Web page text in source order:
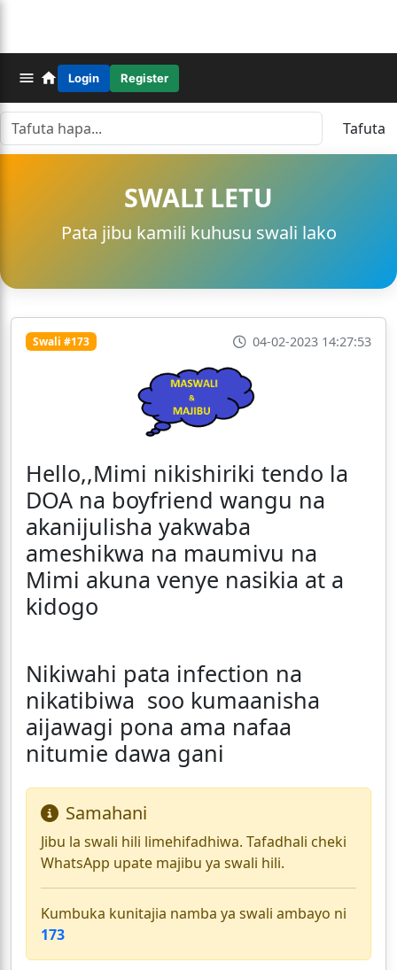
Login Register
Tafuta
SWALI LETU
Pata jibu kamili kuhusu swali lako
Swali #173 04-02-2023 14:27:53
Hello,,Mimi nikishiriki tendo la
DOA na boyfriend wangu na
akanijulisha yakwaba
ameshikwa na maumivu na
Mimi akuna venye nasikia at a
kidogo
Nikiwahi pata infection na
nikatibiwa soo kumaanisha
aijawagi pona ama nafaa
nitumie dawa gani
Samahani
Jibu la swali hili limehifadhiwa. Tafadhali cheki
WhatsApp upate majibu ya swali hili.
Kumbuka kunitajia namba ya swali ambayo ni
173